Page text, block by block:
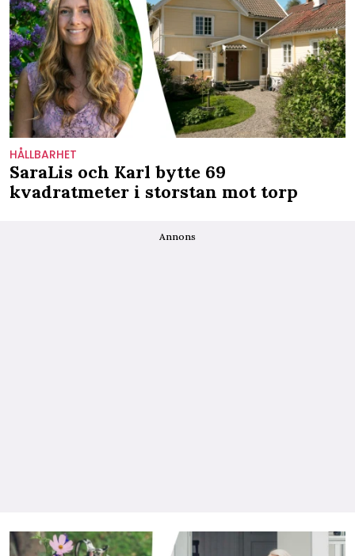
HÅLLBARHET
SaraLis och Karl bytte 69
kvadratmeter i storstan mot torp
Annons